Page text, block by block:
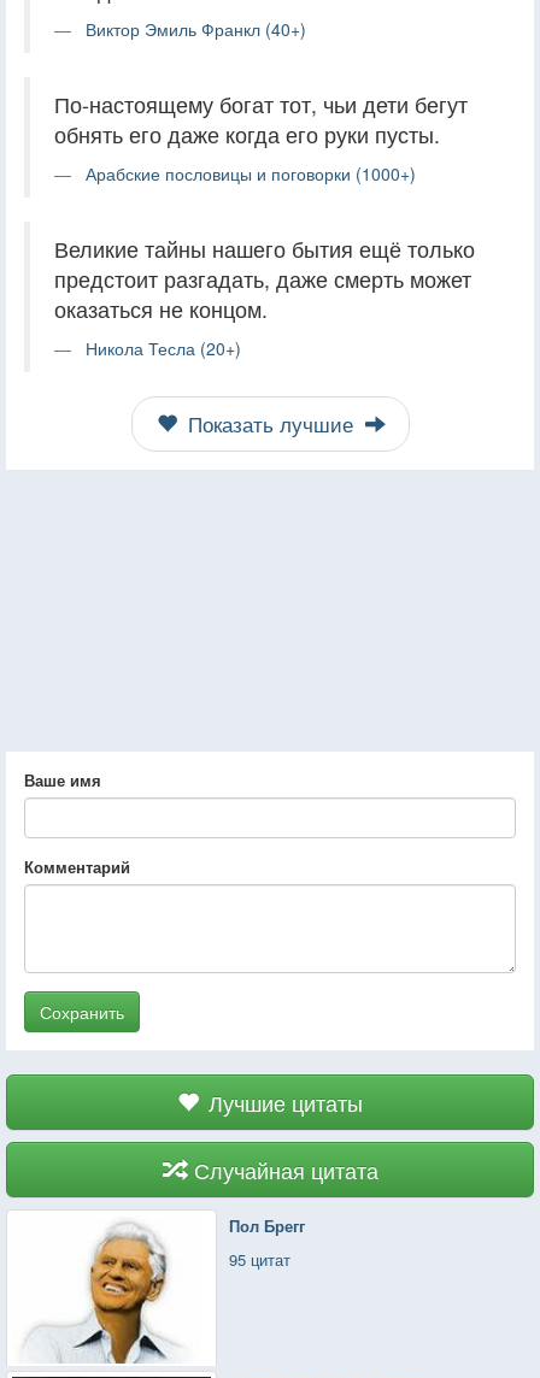
Виктор Эмиль Франкл (40+)
По-настоящему богат тот, чьи дети бегут
обнять его даже когда его руки пусты.
Арабские пословицы и поговорки (1000+)
Великие тайны нашего бытия ещё только
предстоит разгадать, даже смерть может
оказаться не концом.
Никола Тесла (20+)
Показать лучшие
Ваше имя
Комментарий
Сохранить
Лучшие цитаты
Случайная цитата
Пол Брегг
95 цитат